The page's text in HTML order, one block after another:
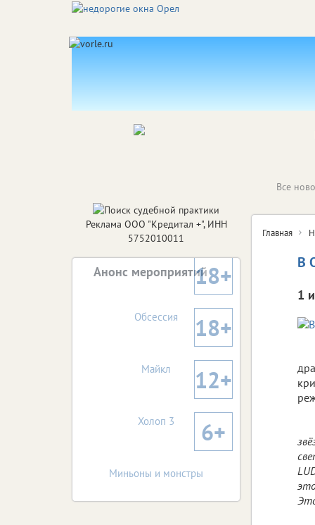
Все
Главная
В
1
Реклама ООО "Кредитал +", ИНН
5752010011
Анонс мероприятий18+
Обсессия 18+
Майкл 12+
Холоп 3 6+
Миньоны и монстры